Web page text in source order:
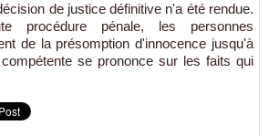
de justice définitive n'a été rendue.
procédure pénale, les personnes
de la présomption d'innocence jusqu'à
se prononce sur les faits qui